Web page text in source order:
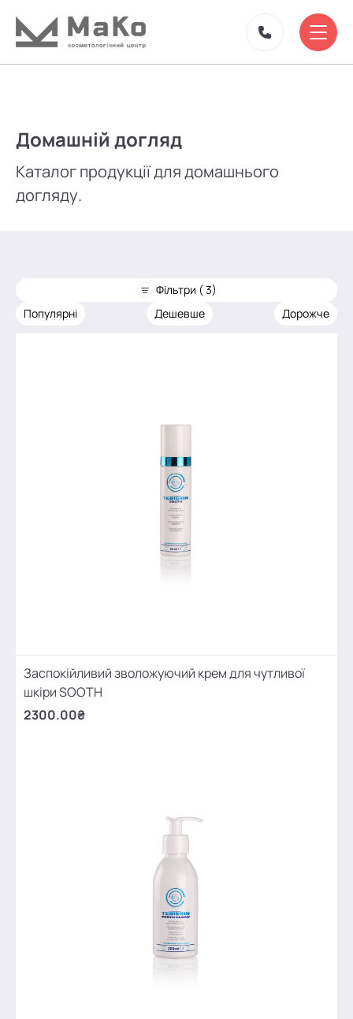
Домашній догляд
Каталог продукції для домашнього
догляду.
Фільтри ( 3)
Популярні
Дешевше Дорожче
Заспокійливий зволожуючий крем для чутливої
шкіри SOOTH
2300.00₴